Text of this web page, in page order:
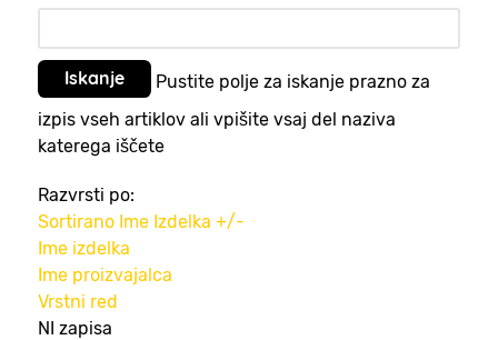
Pustite polje za iskanje prazno za
izpis vseh artiklov ali vpišite vsaj del naziva
katerega iščete
Razvrsti po:
Sortirano Ime Izdelka +/-
Ime izdelka
Ime proizvajalca
Vrstni red
NI zapisa